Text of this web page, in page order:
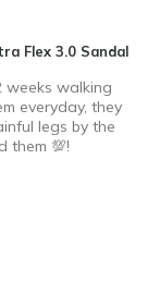
Flex 3.0 Sandal
weeks walking
everyday, they
legs by the
them 💯!